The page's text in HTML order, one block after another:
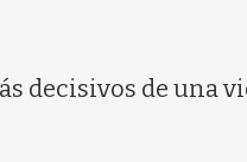
decisivos de una